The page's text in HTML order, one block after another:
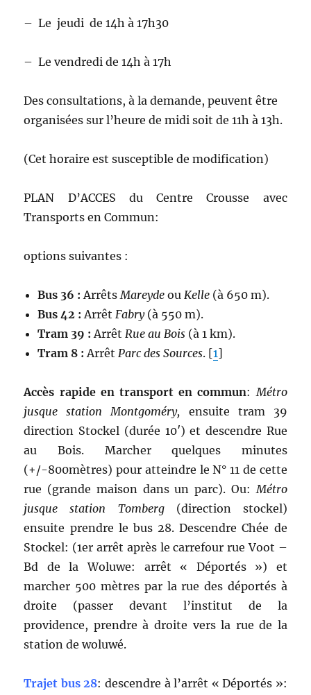
– Le jeudi de 14h à 17h30
– Le vendredi de 14h à 17h
Des consultations, à la demande, peuvent être
organisées sur l’heure de midi soit de 11h à 13h.
(Cet horaire est susceptible de modification)
PLAN D’ACCES du Centre Crousse avec
Transports en Commun:
options suivantes :
Bus 36 : ArrêtsMareyde ouKelle (à 650 m).
Bus 42 : ArrêtFabry(à 550 m).
Tram 39 : ArrêtRue au Bois (à 1 km).
Tram 8 : ArrêtParc des Sources. [1]
Accès rapide en transport en commun:Métro
jusque station Montgoméry, ensuite tram 39
direction Stockel (durée 10′) et descendre Rue
au Bois. Marcher quelques minutes
(+/-800mètres) pour atteindre le N° 11 de cette
rue (grande maison dans un parc). Ou:Métro
jusque station Tomberg(direction stockel)
ensuite prendre le bus 28. Descendre Chée de
Stockel: (1er arrêt après le carrefour rue Voot –
Bd de la Woluwe: arrêt « Déportés ») et
marcher 500 mètres par la rue des déportés à
droite (passer devant l’institut de la
providence, prendre à droite vers la rue de la
station de woluwé.
Trajet bus 28: descendre à l’arrêt « Déportés »: